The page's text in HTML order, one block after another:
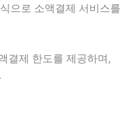
으로 소액결제 서비스를
결제 한도를 제공하며,